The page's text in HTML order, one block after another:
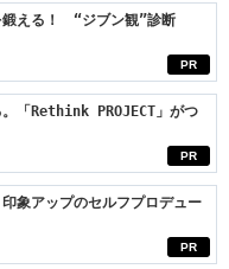
PR
鍛える！ “ジブン観”診断
PR
「Rethink PROJECT」がつ
PR
象アップのセルフプロデュー